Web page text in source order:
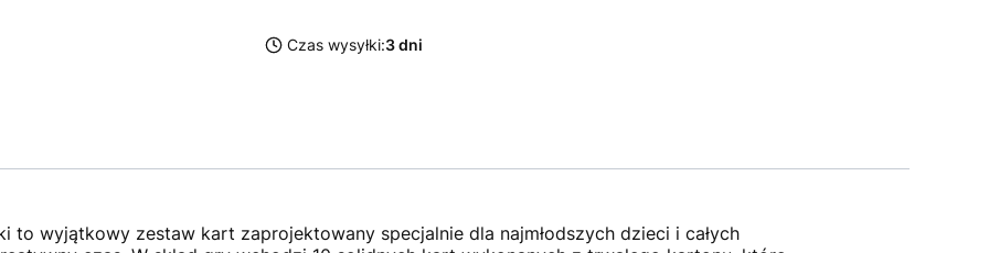
Czas wysyłki:3 dni
to wyjątkowy zestaw kart zaprojektowany specjalnie dla najmłodszych dzieci i całych